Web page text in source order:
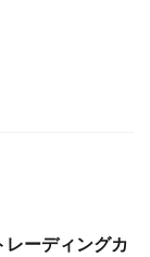
ーディングカ